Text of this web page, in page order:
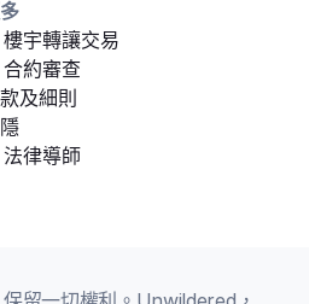
及細則
合約審查
法律導師
樓宇轉讓交易